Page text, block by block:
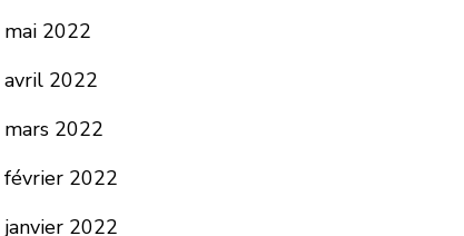
mai 2022
avril 2022
mars 2022
février 2022
janvier 2022